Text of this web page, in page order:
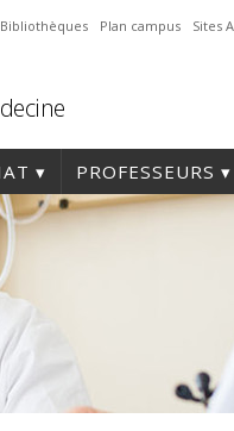
Bibliothèques Plan campus Sites
PROFESSEURS